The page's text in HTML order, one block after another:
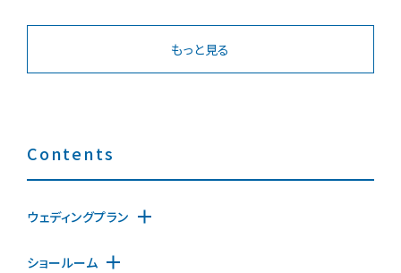
もっと見る
Contents
ウェディングプラン
ショールーム